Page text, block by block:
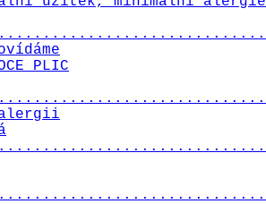
PLIC